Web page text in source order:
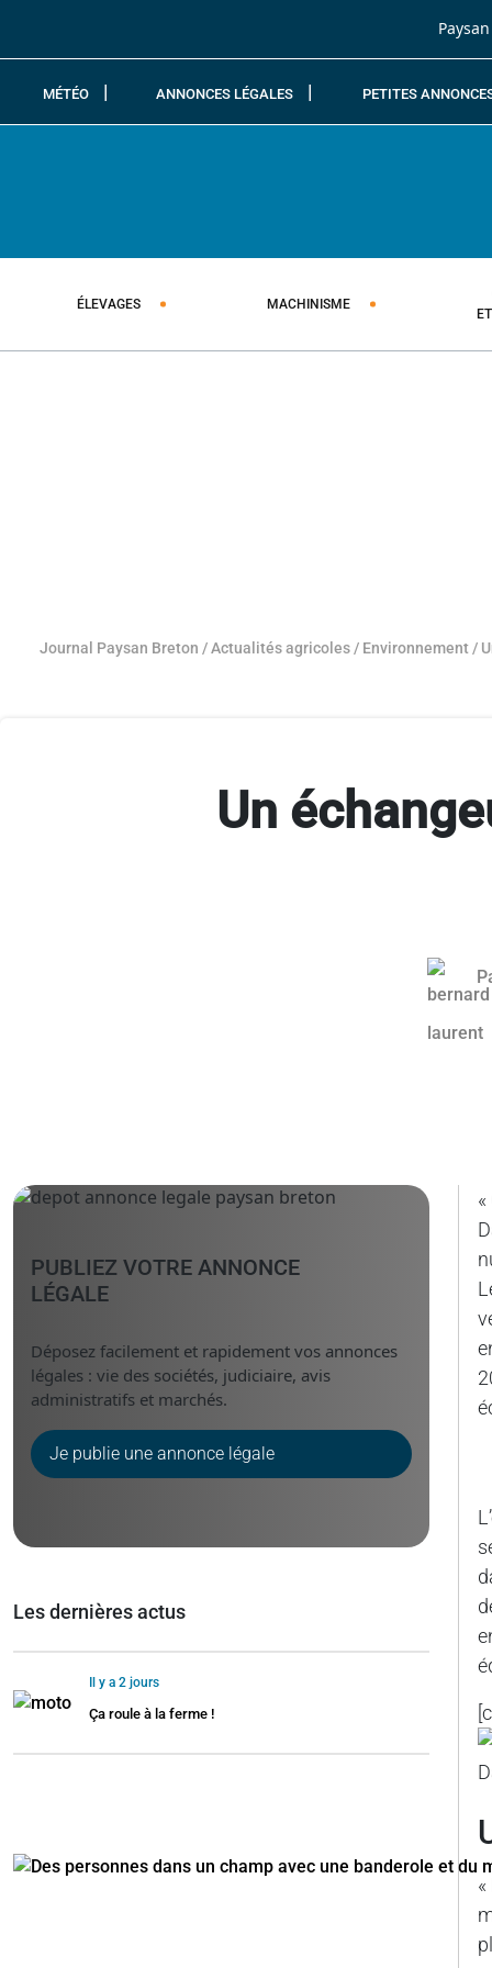
MÉTÉO ANNONCES LÉGALES PETITES
ÉLEVAGES MACHINISME
Journal Paysan Breton /Actualités agricoles/ Environnement/
Un
PUBLIEZ VOTRE ANNONCE
LÉGALE
Déposez facilement et rapidement vos annonces
légales : vie des sociétés, judiciaire, avis
administratifs et marchés.
Je publie une annonce légale
Les dernières actus
Il y a 2 jours
Ça roule à la ferme !